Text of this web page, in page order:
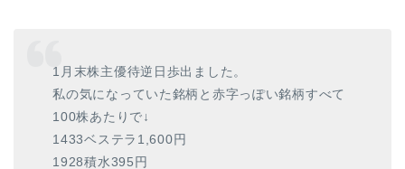
1月末株主優待逆日歩出ました。
私の気になっていた銘柄と赤字っぽい銘柄すべて
100株あたりで↓
1433ベステラ1,600円
1928積水395円